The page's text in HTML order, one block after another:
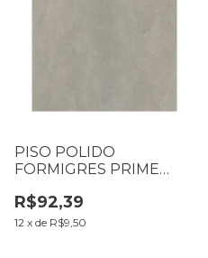
PISO POLIDO
FORMIGRES PRIME
CX1,97M2 (B1 T39 L39)
R$92,39
12 x de R$9,50